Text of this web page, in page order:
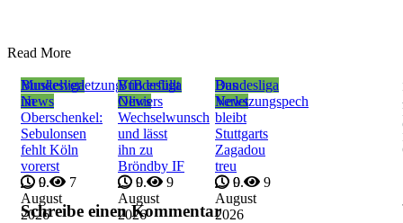
Read More
Bundesliga
News
Muskelverletzung
im
Oberschenkel:
Sebulonsen
fehlt Köln
vorerst
9.
August
2026
0 7
Bundesliga
News
VfB erfüllt
Oliviers
Wechselwunsch
und lässt
ihn zu
Bröndby IF
9.
August
2026
0 9
Bundesliga
News
Das
Verletzungspech
bleibt
Stuttgarts
Zagadou
treu
9.
August
2026
0 9
Schreibe einen Kommentar